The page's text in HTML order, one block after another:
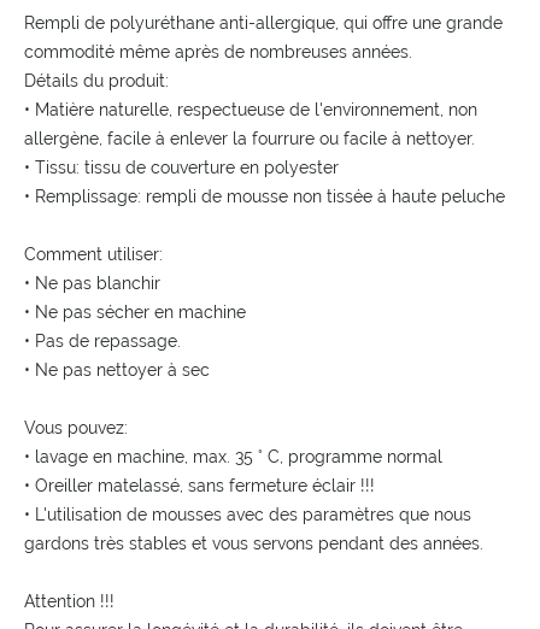
Rempli de polyuréthane anti-allergique, qui offre une grande
commodité même après de nombreuses années.
Détails du produit:
• Matière naturelle, respectueuse de l'environnement, non
allergène, facile à enlever la fourrure ou facile à nettoyer.
• Tissu: tissu de couverture en polyester
• Remplissage: rempli de mousse non tissée à haute peluche
Comment utiliser:
• Ne pas blanchir
• Ne pas sécher en machine
• Pas de repassage.
• Ne pas nettoyer à sec
Vous pouvez:
• lavage en machine, max. 35 ° C, programme normal
• Oreiller matelassé, sans fermeture éclair !!!
• L'utilisation de mousses avec des paramètres que nous
gardons très stables et vous servons pendant des années.
Attention !!!